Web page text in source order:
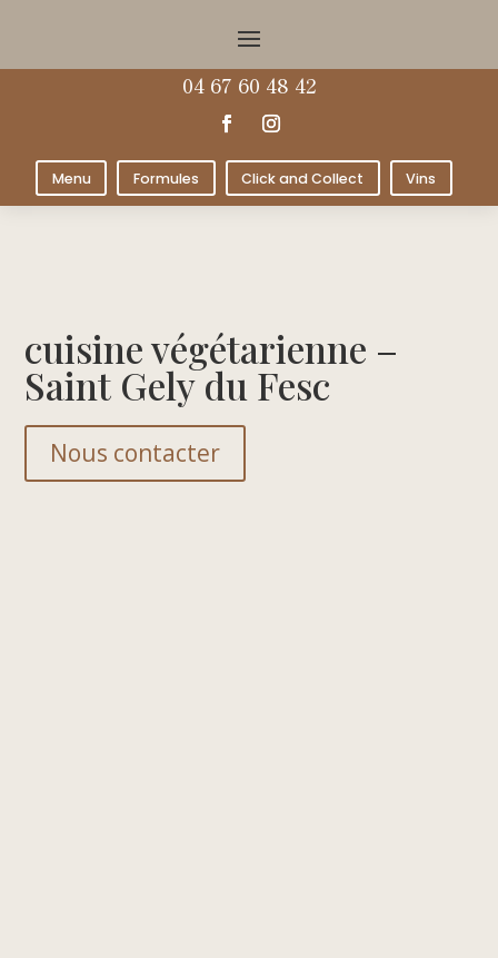
04 67 60 48 42
Menu Formules Click and Collect Vins
cuisine végétarienne –
Saint Gely du Fesc
Nous contacter